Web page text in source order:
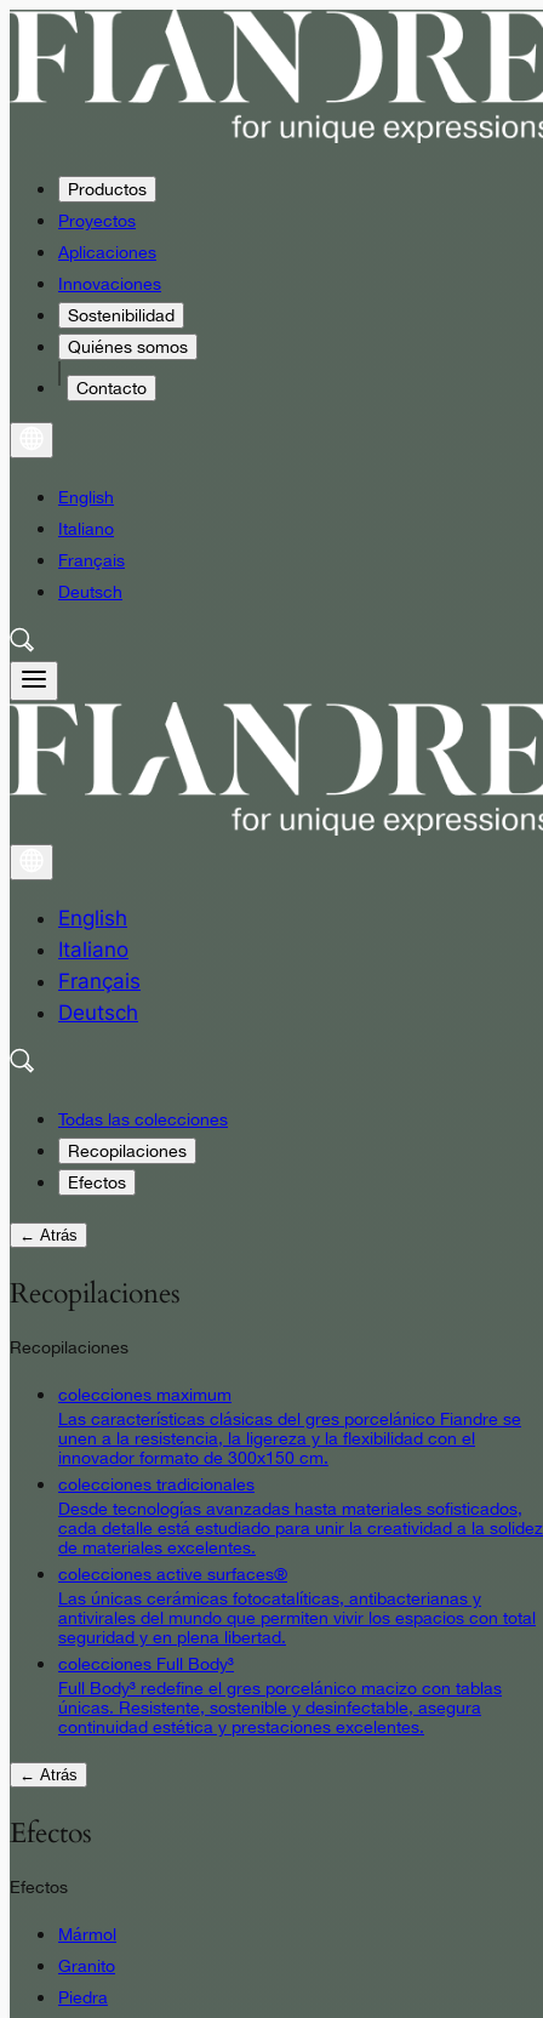
Productos
Proyectos
Aplicaciones
Innovaciones
Sostenibilidad
Quiénes somos
Contacto
English
Italiano
Français
Deutsch
English
Italiano
Français
Deutsch
Todas las colecciones
Recopilaciones
Efectos
← Atrás
Recopilaciones
Recopilaciones
colecciones maximum
Las características clásicas del gres porcelánico Fiandre se
unen a la resistencia, la ligereza y la flexibilidad con el
innovador formato de 300x150 cm.
colecciones tradicionales
Desde tecnologías avanzadas hasta materiales sofisticados,
cada detalle está estudiado para unir la creatividad a la solidez
de materiales excelentes.
colecciones active surfaces®
Las únicas cerámicas fotocatalíticas, antibacterianas y
antivirales del mundo que permiten vivir los espacios con total
seguridad y en plena libertad.
colecciones Full Body³
Full Body³ redefine el gres porcelánico macizo con tablas
únicas. Resistente, sostenible y desinfectable, asegura
continuidad estética y prestaciones excelentes.
← Atrás
Efectos
Efectos
Mármol
Granito
Piedra